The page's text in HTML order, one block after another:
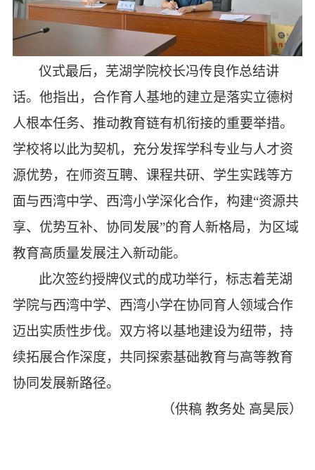
仪式最后，芜湖学院校长冯传良作总结讲
话。他指出，合作育人基地的建立是落实立德树
人根本任务、推动教育链有机衔接的重要举措。
学校将以此为契机， 充分发挥学科专业与人才资
源优势，在师资互聘、课程共研、学生实践等方
面与西湾中学、西湾小学深化合作，构建“资源共
享、优势互补、协同发展”的育人新格局，为区域
教育高质量发展注入新动能。
此次签约授牌仪式的成功举行，标志着芜湖
学院与西湾中学、西湾小学在协同育人领域合作
迈出实质性步伐。双方将以基地建设为纽带，持
续拓展合作深度， 共同探索基础教育与高等教育
协同发展新路径。
（供稿 教务处 高昊辰）